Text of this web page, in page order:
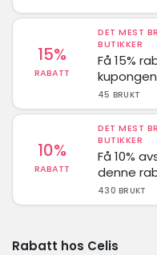
15%
RABATT
DET MEST
BUTIKKER
Få 15%
kupongen
45 BRUKT
10%
RABATT
DET MEST
BUTIKKER
Få 10%
denne
430 BRUKT
Rabatt hos Celis